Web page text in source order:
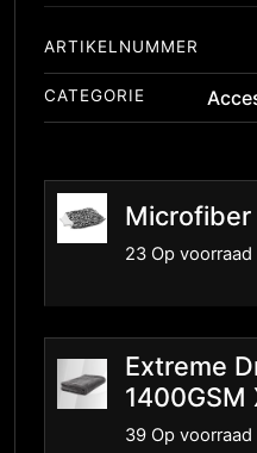
ARTIKELNUMMER
CATEGORIE
Microfiber
23 Op voorraad
Extreme
1400GSM
39 Op voorraad